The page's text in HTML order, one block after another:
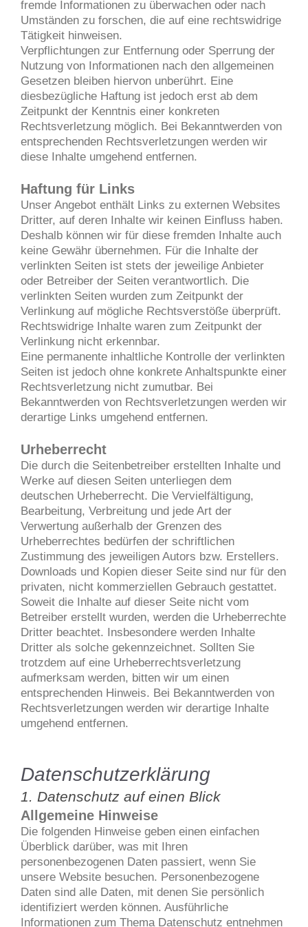
fremde Informationen zu überwachen oder nach
Umständen zu forschen, die auf eine rechtswidrige
Tätigkeit hinweisen.
Verpflichtungen zur Entfernung oder Sperrung der
Nutzung von Informationen nach den allgemeinen
Gesetzen bleiben hiervon unberührt. Eine
diesbezügliche Haftung ist jedoch erst ab dem
Zeitpunkt der Kenntnis einer konkreten
Rechtsverletzung möglich. Bei Bekanntwerden von
entsprechenden Rechtsverletzungen werden wir
diese Inhalte umgehend entfernen.
Haftung für Links
Unser Angebot enthält Links zu externen Websites
Dritter, auf deren Inhalte wir keinen Einfluss haben.
Deshalb können wir für diese fremden Inhalte auch
keine Gewähr übernehmen. Für die Inhalte der
verlinkten Seiten ist stets der jeweilige Anbieter
oder Betreiber der Seiten verantwortlich. Die
verlinkten Seiten wurden zum Zeitpunkt der
Verlinkung auf mögliche Rechtsverstöße überprüft.
Rechtswidrige Inhalte waren zum Zeitpunkt der
Verlinkung nicht erkennbar.
Eine permanente inhaltliche Kontrolle der verlinkten
Seiten ist jedoch ohne konkrete Anhaltspunkte einer
Rechtsverletzung nicht zumutbar. Bei
Bekanntwerden von Rechtsverletzungen werden wir
derartige Links umgehend entfernen.
Urheberrecht
Die durch die Seitenbetreiber erstellten Inhalte und
Werke auf diesen Seiten unterliegen dem
deutschen Urheberrecht. Die Vervielfältigung,
Bearbeitung, Verbreitung und jede Art der
Verwertung außerhalb der Grenzen des
Urheberrechtes bedürfen der schriftlichen
Zustimmung des jeweiligen Autors bzw. Erstellers.
Downloads und Kopien dieser Seite sind nur für den
privaten, nicht kommerziellen Gebrauch gestattet.
Soweit die Inhalte auf dieser Seite nicht vom
Betreiber erstellt wurden, werden die Urheberrechte
Dritter beachtet. Insbesondere werden Inhalte
Dritter als solche gekennzeichnet. Sollten Sie
trotzdem auf eine Urheberrechtsverletzung
aufmerksam werden, bitten wir um einen
entsprechenden Hinweis. Bei Bekanntwerden von
Rechtsverletzungen werden wir derartige Inhalte
umgehend entfernen.
Datenschutzerklärung
1. Datenschutz auf einen Blick
Allgemeine Hinweise
Die folgenden Hinweise geben einen einfachen
Überblick darüber, was mit Ihren
personenbezogenen Daten passiert, wenn Sie
unsere Website besuchen. Personenbezogene
Daten sind alle Daten, mit denen Sie persönlich
identifiziert werden können. Ausführliche
Informationen zum Thema Datenschutz entnehmen